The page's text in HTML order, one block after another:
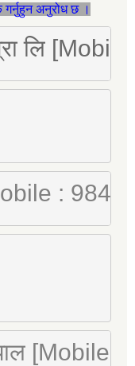
गर्नुहुन अनुरोध छ ।
प्रा लि
:
[Mobile